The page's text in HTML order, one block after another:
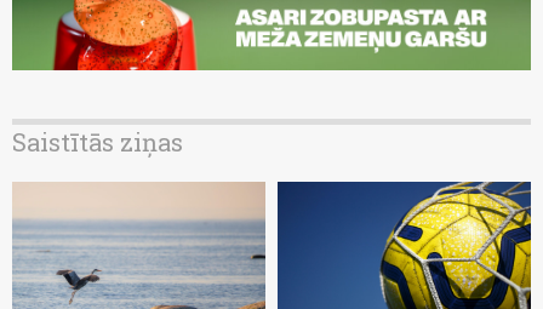
Saistītās ziņas